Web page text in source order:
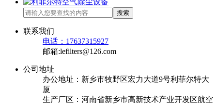
搜索
联系我们
电话：17637315927
邮箱:lefilters@126.com
公司地址
办公地址：新乡市牧野区宏力大道9号利菲尔特大
厦
生产厂区：河南省新乡市高新技术产业开发区航空